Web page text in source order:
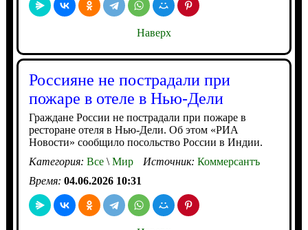
Наверх
Россияне не пострадали при
пожаре в отеле в Нью-Дели
Граждане России не пострадали при пожаре в
ресторане отеля в Нью-Дели. Об этом «РИА
Новости» сообщило посольство России в Индии.
Категория: Все\Мир Источник: Коммерсантъ
Время: 04.06.2026 10:31